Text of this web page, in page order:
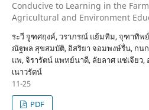
Conducive to Learning in the
Agricultural and Environment
ระวี จูฑศฤงค์, วราภรณ์ แย้มทิม, จุฑาทิพ
ณัฐพล สุขสมบัติ, อิสริยา จอมพงษ์รื่น, กน
แพ, จิรารัตน์ แพทย์นาดี, ลัยลาศ แซ่เจีย
เนาวรัตน์
11-25
PDF